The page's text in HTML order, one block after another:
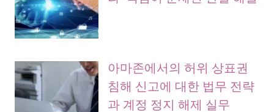
아마존에서의 허위 상표권
침해 신고에 대한 법무 전략
과 계정 정지 해제 실무